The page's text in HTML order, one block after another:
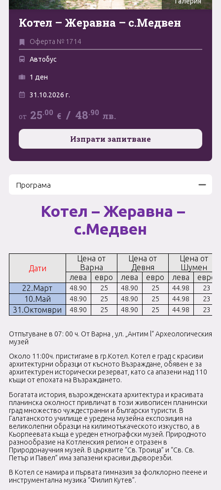
Май
Юни
Юли
Август
Септември
Октомври
Ноември
0894 466 775 Форма за запитване
Свържете се с нас
Котел – Жеравна – с.Медвен
Оферта № 1714
Автобус
1 ден
31.10.2026 г.
от 25.00 € / 48.90 лв.
Изпрати запитване
Програма
Котел – Жеравна –
с.Медвен
Дати
Цена от
Варна
Цена от
Девня
Цена от
Шумен
лева
евро лева евро лева
евро
22.Март
48.90 25 48.90 25 44.98 23
10.Май 48.90 25 48.90 25 44.98 23
31.Октомври 48.90 25 48.90 25 44.98 23
Отпътуване в 07: 00 ч. От Варна , ул. „Антим l“ Археологическия
музей
Около 11:00ч. пристигаме в гр.Котел. Котел е град с красиви
архитектурни образци от късното Възраждане, обявен е за
архитектурен исторически резерват, като са апазени над 110
къщи от епохата на Възраждането.
Богатата история, възрожденската архитектура и красивата
планинска околност привличат в този живописен планински
град множество чуждестранни и български туристи. В
Галатанското училище е уредена музейна експозиция на
великолепни образци на килимотъкаческото изкуство, а в
Кьорпеевата къща е уреден етнографски музей. Природното
разнообразие на Котленския регион е отразен в
Природонаучния музей. В църквите “Св. Троица” и “Св. Св.
Петър и Павел” има запазени красиви дърворезби.
В Котел се намира и първата гимназия за фолклорно пеене и
инструментална музика “Филип Кутев”.